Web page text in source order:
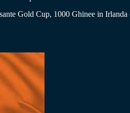
Gold Cup, 1000 Ghinee in